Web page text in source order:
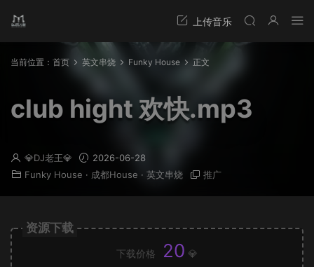
当前位置： 首页 英文串烧 Funky House 正文
club hight 欢快.mp3
💎DJ老王💎
2026-06-28
Funky House · 成都House · 英文串烧 推广
资源下载
下载价格 20 💎